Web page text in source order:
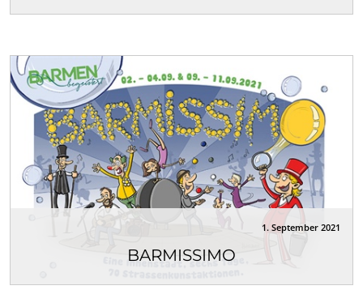
Das Innenstadtmanagement BarmenUrban stellt
1. September 2021
BARMISSIMO
Unter dem Motto „Eine Innenstadt, sechs Tage, 70